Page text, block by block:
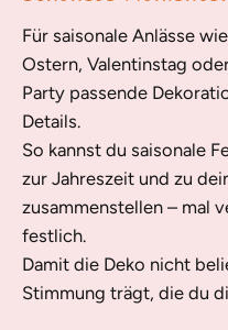
Für saisonale Anlässe
Ostern, Valentinstag
Party passende
Details.
So kannst du saisonale
zur Jahreszeit und zu
zusammenstellen – mal
festlich.
Damit die Deko nicht
Stimmung trägt, die du